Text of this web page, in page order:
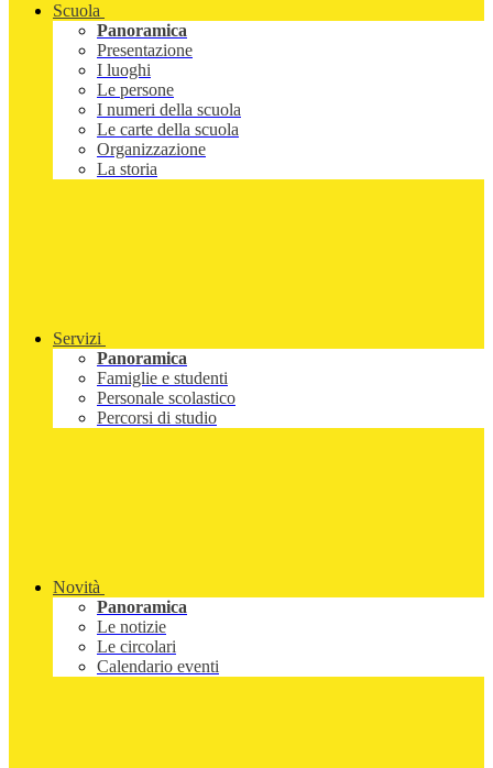
Scuola
Panoramica
Presentazione
I luoghi
Le persone
I numeri della scuola
Le carte della scuola
Organizzazione
La storia
Servizi
Panoramica
Famiglie e studenti
Personale scolastico
Percorsi di studio
Novità
Panoramica
Le notizie
Le circolari
Calendario eventi